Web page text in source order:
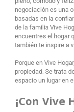
negociación es una
basadas en la
de la familia Vive
encuentres el hogar
también te inspire a
Porque en Vive
propiedad. Se trata
espacio un lugar en
¡Con